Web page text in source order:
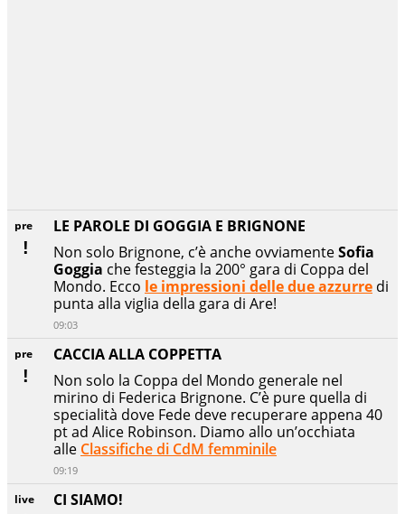
live
CI SIAMO!
pre
CACCIA ALLA COPPETTA
Non solo la Coppa del Mondo generale nel
mirino di Federica Brignone. C’è pure quella di
specialità dove Fede deve recuperare appena 40
pt ad Alice Robinson. Diamo allo un’occhiata
alle Classifiche di CdM femminile
09:19
pre
LE PAROLE DI GOGGIA E BRIGNONE
Non solo Brignone, c’è anche ovviamenteSofia
Goggia che festeggia la 200° gara di Coppa del
Mondo. Ecco le impressioni delle due azzurre di
punta alla viglia della gara di Are!
09:03